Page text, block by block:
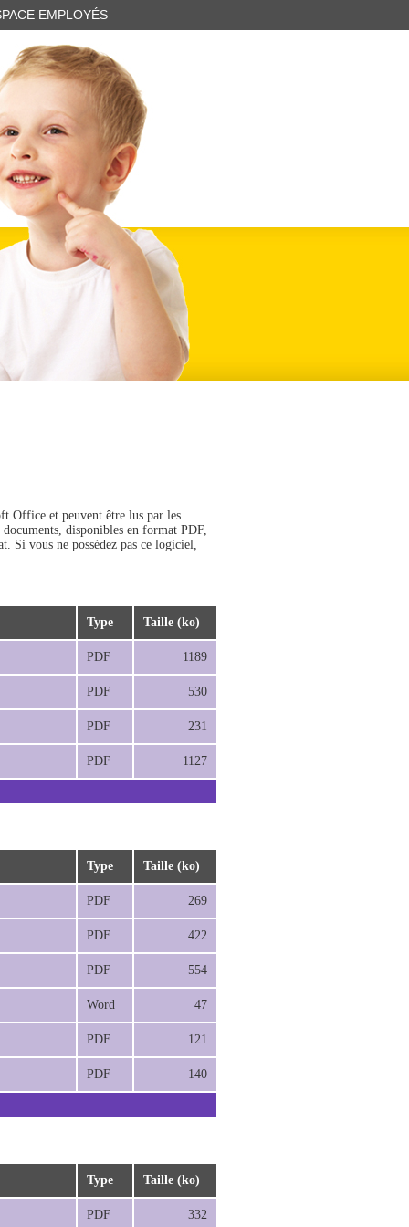
EMPLOYÉS
Office et peuvent être lus par les
disponibles en format PDF,
Si vous ne possédez pas ce logiciel,
Type Taille (ko)
PDF 1189
PDF 530
PDF 231
PDF 1127
Type Taille (ko)
PDF 269
PDF 422
PDF 554
Word 47
PDF 121
PDF 140
Type Taille (ko)
PDF 332